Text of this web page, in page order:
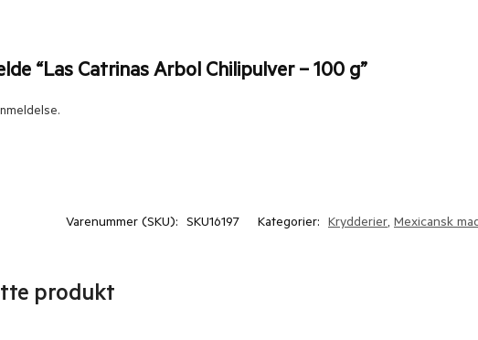
“Las Catrinas Arbol Chilipulver – 100 g”
Varenummer (SKU): SKU16197 Kategorier: Krydderier, Mexicansk
produkt